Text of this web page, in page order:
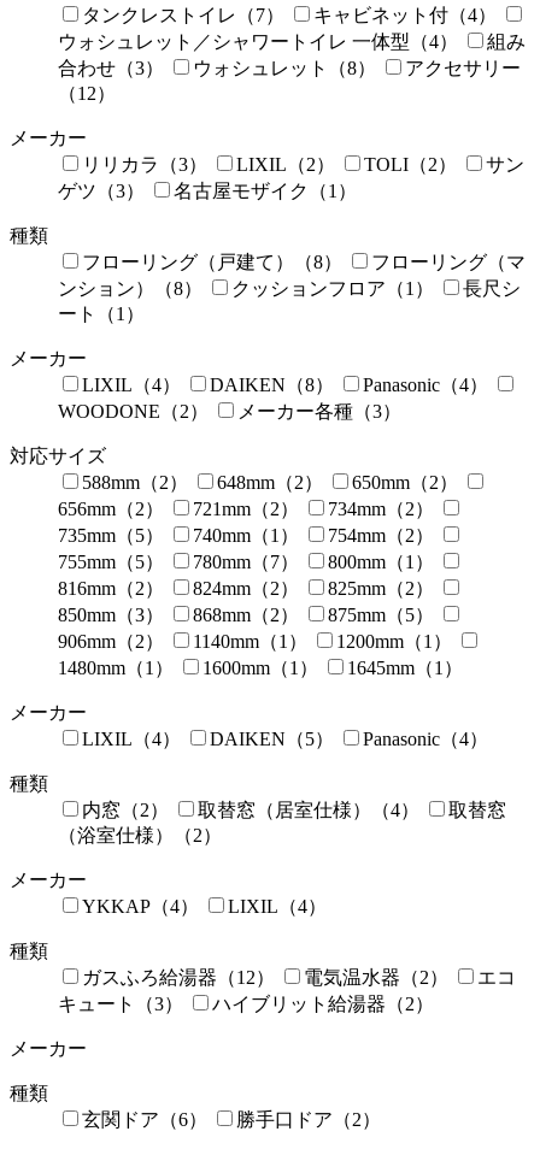
タンクレストイレ（7）
キャビネット付（4）
ウォシュレット／シャワートイレ 一体型（4）
組み
合わせ（3）
ウォシュレット（8）
アクセサリー
（12）
メーカー
リリカラ（3）
LIXIL（2） TOLI（2）
サン
ゲツ（3）
名古屋モザイク（1）
種類
フローリング（戸建て）（8）
フローリング（マ
ンション）（8）
クッションフロア（1）
長尺シ
ート（1）
メーカー
LIXIL（4）
DAIKEN（8）
Panasonic（4）
WOODONE（2）
メーカー各種（3）
対応サイズ
588mm（2）
648mm（2）
650mm（2）
656mm（2）
721mm（2）
734mm（2）
735mm（5）
740mm（1）
754mm（2）
755mm（5）
780mm（7）
800mm（1）
816mm（2）
824mm（2）
825mm（2）
850mm（3）
868mm（2）
875mm（5）
906mm（2）
1140mm（1）
1200mm（1）
1480mm（1）
1600mm（1） 1645mm（1）
メーカー
LIXIL（4）
DAIKEN（5） Panasonic（4）
種類
内窓（2）
取替窓（居室仕様）（4）
取替窓
（浴室仕様）（2）
メーカー
YKKAP（4）
LIXIL（4）
種類
ガスふろ給湯器（12）
電気温水器（2）
エコ
キュート（3）
ハイブリット給湯器（2）
メーカー
種類
玄関ドア（6）
勝手口ドア（2）